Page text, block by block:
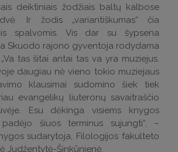
deiktiniais žodžiais baltų kalbose
Ir žodis „variantiškumas“ čia
spalvomis. Vis dar su šypsena
Skuodo rajono gyventoja rodydama
tas šitai antai tas va yra muziejus.
daugiau nė vieno tokio muziejaus
klausimai sudomino šiek tiek
evangelikų liuteronų savaitraščio
Esu dėkinga visiems knygos
šiuos terminus sujungti“, –
sudarytoja, Filologijos fakulteto
Judžentytė-Šinkūnienė.